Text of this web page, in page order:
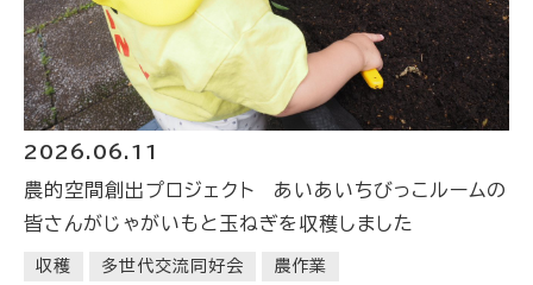
2026.06.11
農的空間創出プロジェクト あいあいちびっこルームの
皆さんがじゃがいもと玉ねぎを収穫しました
収穫 多世代交流同好会 農作業